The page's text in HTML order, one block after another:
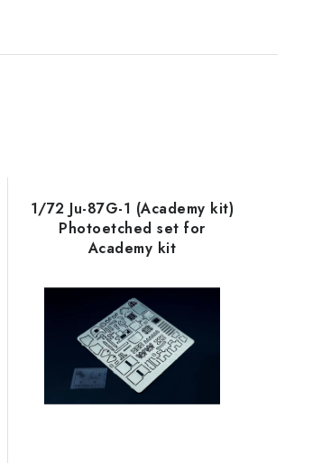
1/72 Ju-87G-1 (Academy kit)
Photoetched set for
Academy kit